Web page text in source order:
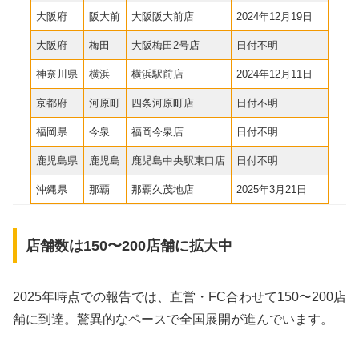
大阪府 阪大前 大阪阪大前店 2024年12月19日
大阪府 梅田 大阪梅田2号店 日付不明
神奈川県 横浜 横浜駅前店 2024年12月11日
京都府 河原町 四条河原町店 日付不明
福岡県 今泉 福岡今泉店 日付不明
鹿児島県 鹿児島 鹿児島中央駅東口店 日付不明
沖縄県 那覇 那覇久茂地店 2025年3月21日
店舗数は150〜200店舗に拡大中
2025年時点での報告では、直営・FC合わせて150〜200店
舗に到達。驚異的なペースで全国展開が進んでいます。